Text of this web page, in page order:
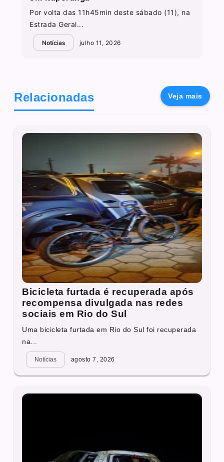
Por volta das 11h45min deste sábado (11), na
Estrada Geral...
Notícias julho 11, 2026
Relacionadas Veja mais
Bicicleta furtada é recuperada após
recompensa divulgada nas redes
sociais em Rio do Sul
Uma bicicleta furtada em Rio do Sul foi recuperada
na...
Notícias agosto 7, 2026